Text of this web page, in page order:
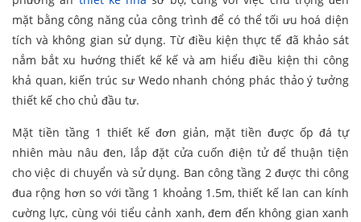
mặt bằng công năng của công trình để có thể tối ưu hoá diện
tích và không gian sử dụng. Từ điều kiện thực tế đã khảo sát
nắm bắt xu hướng thiết kế kế và am hiểu điều kiện thi công
khả quan, kiến trúc sư Wedo nhanh chóng phác thảo ý tưởng
thiết kế cho chủ đầu tư.
Mặt tiền tầng 1 thiết kế đơn giản, mặt tiền được ốp đá tự
nhiên màu nâu đen, lắp đặt cửa cuốn điện tử để thuận tiện
cho việc di chuyển và sử dụng. Ban công tầng 2 được thi công
đua rộng hơn so với tầng 1 khoảng 1.5m, thiết kế lan can kính
cường lực, cùng vói tiểu cảnh xanh, đem đến không gian xanh